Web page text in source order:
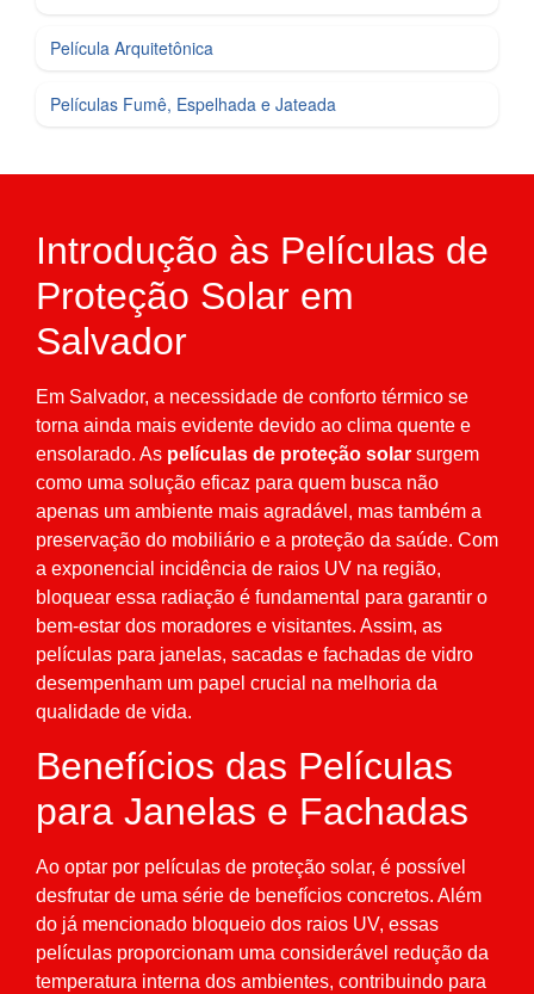
Película Arquitetônica
Películas Fumê, Espelhada e Jateada
Introdução às Películas de
Proteção Solar em
Salvador
Em Salvador, a necessidade de conforto térmico se
torna ainda mais evidente devido ao clima quente e
ensolarado. As películas de proteção solar surgem
como uma solução eficaz para quem busca não
apenas um ambiente mais agradável, mas também a
preservação do mobiliário e a proteção da saúde. Com
a exponencial incidência de raios UV na região,
bloquear essa radiação é fundamental para garantir o
bem-estar dos moradores e visitantes. Assim, as
películas para janelas, sacadas e fachadas de vidro
desempenham um papel crucial na melhoria da
qualidade de vida.
Benefícios das Películas
para Janelas e Fachadas
Ao optar por películas de proteção solar, é possível
desfrutar de uma série de benefícios concretos. Além
do já mencionado bloqueio dos raios UV, essas
películas proporcionam uma considerável redução da
temperatura interna dos ambientes, contribuindo para